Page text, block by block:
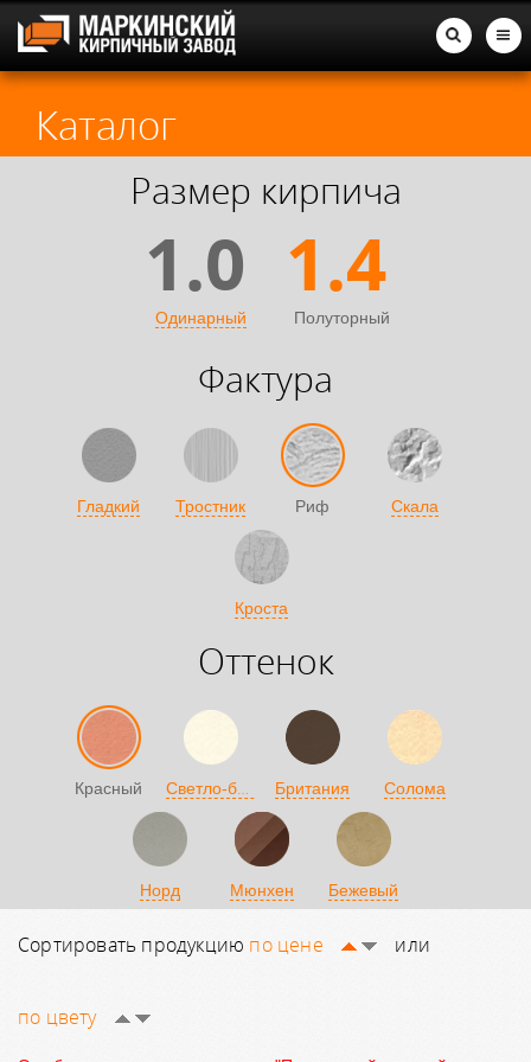
Каталог
Размер кирпича
1.0
Одинарный
1.4
Полуторный
Фактура
Гладкий Тростник Риф Скала
Кроста
Оттенок
Красный Светло-бежевый Британия Солома
Норд Мюнхен Бежевый
Сортировать продукцию по цене или
по цвету